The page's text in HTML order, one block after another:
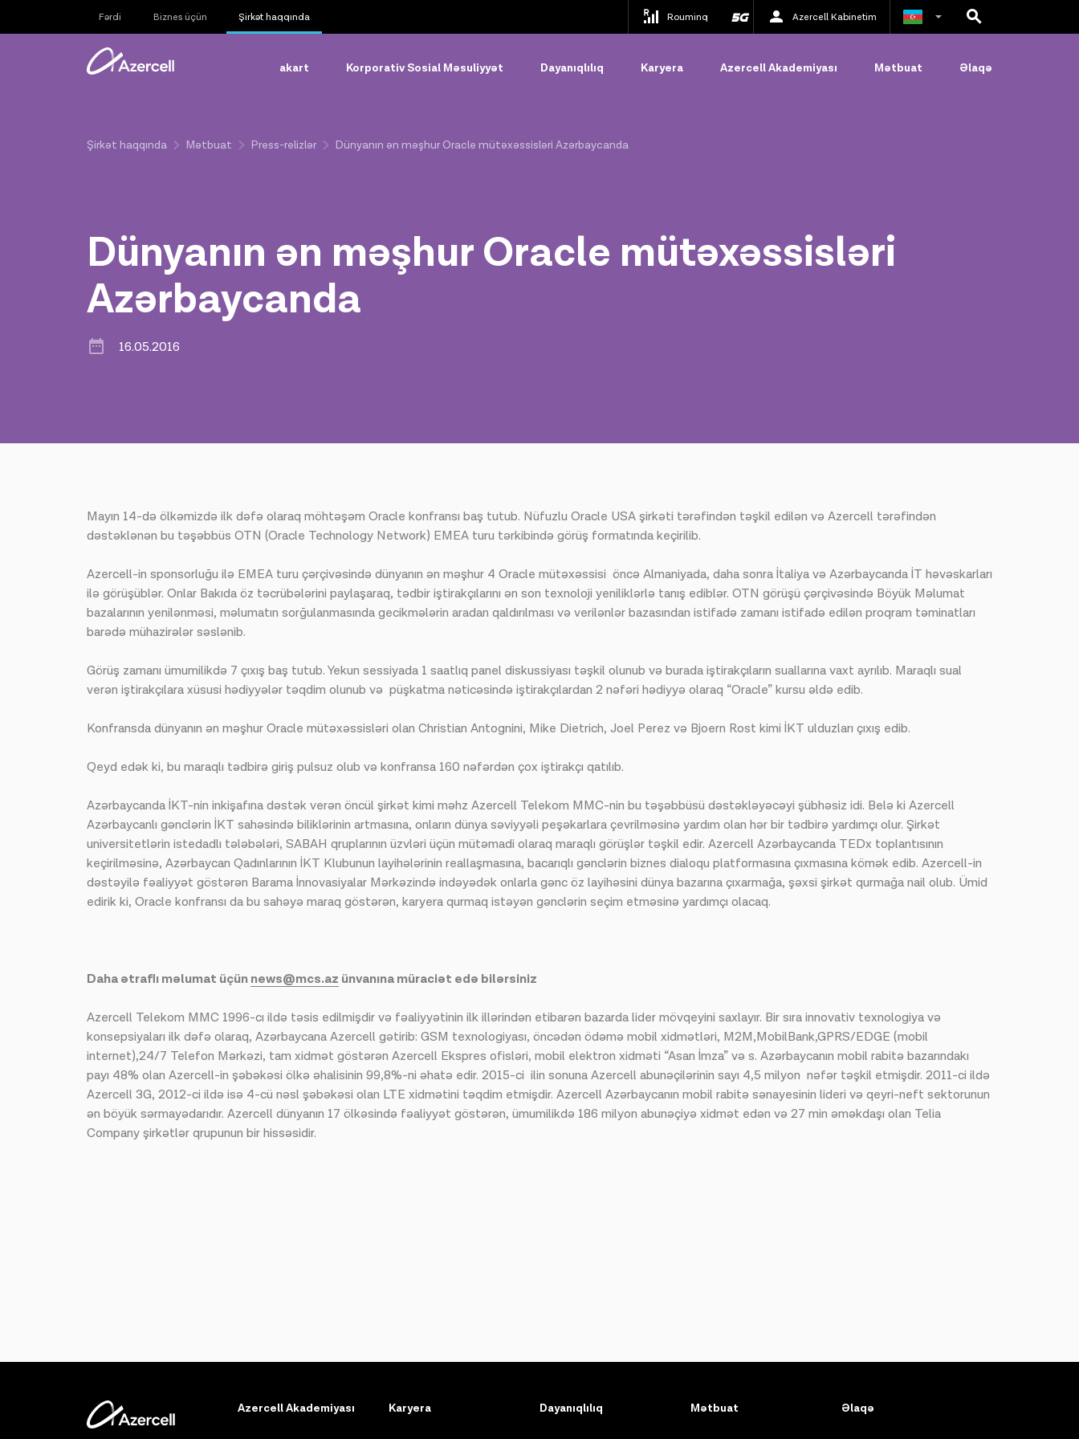
Fərdi Biznes üçün Şirkət haqqında Rouminq Azercell Kabinetim
akart Korporativ Sosial Məsuliyyət Dayanıqlılıq Karyera Azercell Akademiyası Mətbuat Əlaqə
Şirkət haqqında Mətbuat Press-relizlər Dünyanın ən məşhur Oracle mütəxəssisləri Azərbaycanda
Dünyanın ən məşhur Oracle mütəxəssisləri
Azərbaycanda
16.05.2016
Mayın 14-də ölkəmizdə ilk dəfə olaraq möhtəşəm Oracle konfransı baş tutub. Nüfuzlu Oracle USA şirkəti tərəfindən təşkil edilən və Azercell tərəfindən
dəstəklənən bu təşəbbüs OTN (Oracle Technology Network) EMEA turu tərkibində görüş formatında keçirilib.
Azercell-in sponsorluğu ilə EMEA turu çərçivəsində dünyanın ən məşhur 4 Oracle mütəxəssisi öncə Almaniyada, daha sonra İtaliya və Azərbaycanda İT həvəskarları
ilə görüşüblər. Onlar Bakıda öz təcrübələrini paylaşaraq, tədbir iştirakçılarını ən son texnoloji yeniliklərlə tanış ediblər. OTN görüşü çərçivəsində Böyük Məlumat
bazalarının yenilənməsi, məlumatın sorğulanmasında gecikmələrin aradan qaldırılması və verilənlər bazasından istifadə zamanı istifadə edilən proqram təminatları
barədə mühazirələr səslənib.
Görüş zamanı ümumilikdə 7 çıxış baş tutub. Yekun sessiyada 1 saatlıq panel diskussiyası təşkil olunub və burada iştirakçıların suallarına vaxt ayrılıb. Maraqlı sual
verən iştirakçılara xüsusi hədiyyələr təqdim olunub və püşkatma nəticəsində iştirakçılardan 2 nəfəri hədiyyə olaraq “Oracle” kursu əldə edib.
Konfransda dünyanın ən məşhur Oracle mütəxəssisləri olan Christian Antognini, Mike Dietrich, Joel Perez və Bjoern Rost kimi İKT ulduzları çıxış edib.
Qeyd edək ki, bu maraqlı tədbirə giriş pulsuz olub və konfransa 160 nəfərdən çox iştirakçı qatılıb.
Azərbaycanda İKT-nin inkişafına dəstək verən öncül şirkət kimi məhz Azercell Telekom MMC-nin bu təşəbbüsü dəstəkləyəcəyi şübhəsiz idi. Belə ki Azercell
Azərbaycanlı gənclərin İKT sahəsində biliklərinin artmasına, onların dünya səviyyəli peşəkarlara çevrilməsinə yardım olan hər bir tədbirə yardımçı olur. Şirkət
universitetlərin istedadlı tələbələri, SABAH qruplarının üzvləri üçün mütəmadi olaraq maraqlı görüşlər təşkil edir. Azercell Azərbaycanda TEDx toplantısının
keçirilməsinə, Azərbaycan Qadınlarının İKT Klubunun layihələrinin reallaşmasına, bacarıqlı gənclərin biznes dialoqu platformasına çıxmasına kömək edib. Azercell-in
dəstəyilə fəaliyyət göstərən Barama İnnovasiyalar Mərkəzində indəyədək onlarla gənc öz layihəsini dünya bazarına çıxarmağa, şəxsi şirkət qurmağa nail olub. Ümid
edirik ki, Oracle konfransı da bu sahəyə maraq göstərən, karyera qurmaq istəyən gənclərin seçim etməsinə yardımçı olacaq.
Daha ətraflı məlumat üçünnews@mcs.az ünvanına müraciət edə bilərsiniz
Azercell Telekom MMC 1996-cı ildə təsis edilmişdir və fəaliyyətinin ilk illərindən etibarən bazarda lider mövqeyini saxlayır. Bir sıra innovativ texnologiya və
konsepsiyaları ilk dəfə olaraq, Azərbaycana Azercell gətirib: GSM texnologiyası, öncədən ödəmə mobil xidmətləri, M2M,MobilBank,GPRS/EDGE (mobil
internet),24/7 Telefon Mərkəzi, tam xidmət göstərən Azercell Ekspres ofisləri, mobil elektron xidməti “Asan İmza” və s. Azərbaycanın mobil rabitə bazarındakı
payı 48% olan Azercell-in şəbəkəsi ölkə əhalisinin 99,8%-ni əhatə edir. 2015-ci ilin sonuna Azercell abunəçilərinin sayı 4,5 milyon nəfər təşkil etmişdir. 2011-ci ildə
Azercell 3G, 2012-ci ildə isə 4-cü nəsl şəbəkəsi olan LTE xidmətini təqdim etmişdir. Azercell Azərbaycanın mobil rabitə sənayesinin lideri və qeyri-neft sektorunun
ən böyük sərmayədarıdır. Azercell dünyanın 17 ölkəsində fəaliyyət göstərən, ümumilikdə 186 milyon abunəçiyə xidmət edən və 27 min əməkdaşı olan Telia
Company şirkətlər qrupunun bir hissəsidir.
Azercell Akademiyası Karyera Dayanıqlılıq Mətbuat Əlaqə